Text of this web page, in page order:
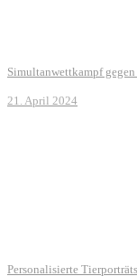
Simultanwettkampf
21. April 2024
Personalisierte